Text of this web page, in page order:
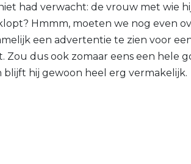
had verwacht: de vrouw met wie
Hmmm, moeten we nog even
een advertentie te zien voor
Zou dus ook zomaar eens een hele
blijft hij gewoon heel erg vermakelijk.